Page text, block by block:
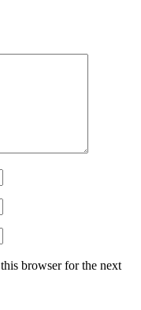
browser for the next